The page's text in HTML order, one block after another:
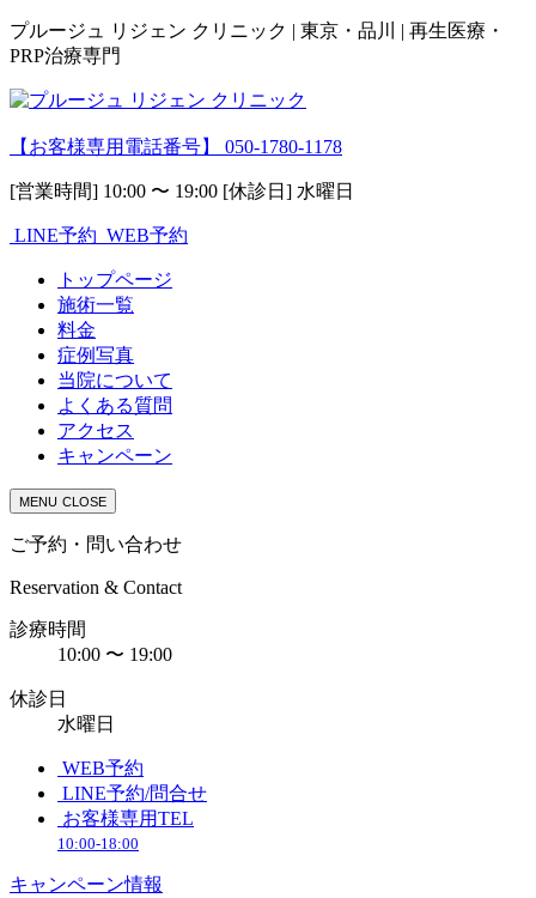
プルージュ リジェン クリニック | 東京・品川 | 再生医療・
PRP治療専門
【お客様専用電話番号】 050-1780-1178
[営業時間] 10:00 〜 19:00 [休診日] 水曜日
LINE予約 WEB予約
トップページ
施術一覧
料金
症例写真
当院について
よくある質問
アクセス
キャンペーン
MENU CLOSE
ご予約・問い合わせ
Reservation & Contact
診療時間
10:00 〜 19:00
休診日
水曜日
WEB予約
LINE予約/問合せ
お客様専用TEL
10:00-18:00
キャンペーン情報